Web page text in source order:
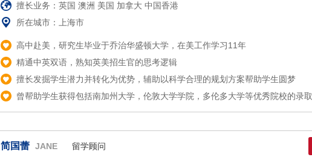
擅长业务：英国 澳洲 美国 加拿大 中国香港
所在城市：上海市
高中赴美，研究生毕业于乔治华盛顿大学，在美工作学习11年
精通中英双语，熟知英美招生官的思考逻辑
擅长发掘学生潜力并转化为优势，辅助以科学合理的规划方案帮助学生圆梦
曾帮助学生获得包括南加州大学，伦敦大学学院，多伦多大学等优秀院校的录取
简国蕾 JANE 留学顾问